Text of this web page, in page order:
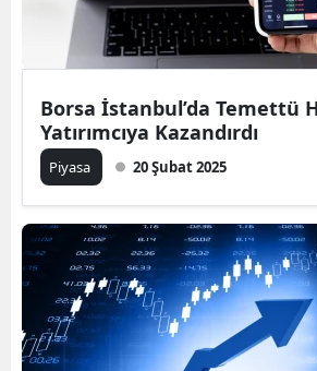
Borsa İstanbul’da Temettü
Yatırımcıya Kazandırdı
Piyasa 20 Şubat 2025